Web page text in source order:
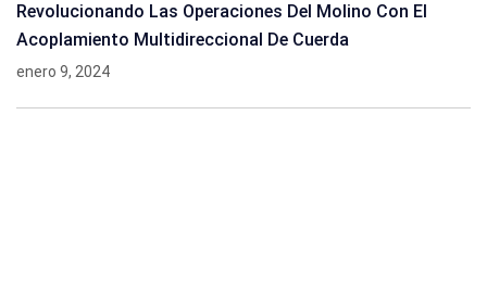
Revolucionando Las Operaciones Del Molino Con El
Acoplamiento Multidireccional De Cuerda
enero 9, 2024